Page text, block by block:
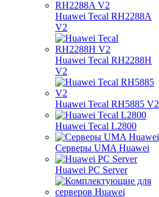
Huawei Tecal RH2288A
V2
Huawei Tecal RH2288H
V2
Huawei Tecal RH5885 V2
Huawei Tecal L2800
Серверы UMA Huawei
Huawei PC Server